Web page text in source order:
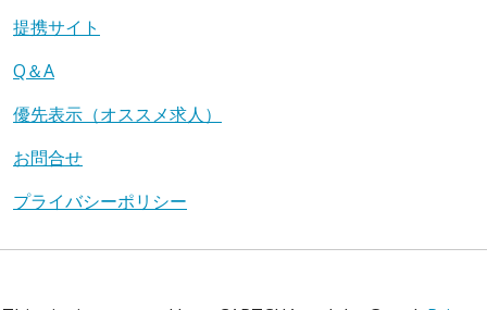
提携サイト
Q＆A
優先表示（オススメ求人）
お問合せ
プライバシーポリシー